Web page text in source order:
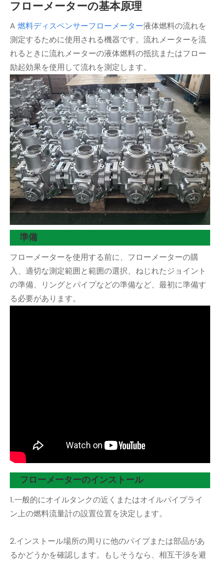
フローメーターの基本原理
A燃料ディスペンサーフローメーター液体燃料の流れを
測定するために使用される機器です。流れメーターを流
れるときに流れメーターの液体燃料の抵抗またはフロー
励起効果を使用して流れを測定します。
準備
フローメーターを使用する前に、フローメーターの購
入、適切な測定範囲と範囲の選択、ねじれたジョイント
の準備、リングとパイプなどの準備など、最初に準備す
る必要があります。
フローメーターのインストール
1.一般的にオイルタンクの近くまたはオイルパイプライ
ン上の燃料流量計の設置位置を決定します。
2.インストール場所の周りに他のパイプまたは部品があ
るかどうかを確認します。もしそうなら、相互干渉を避